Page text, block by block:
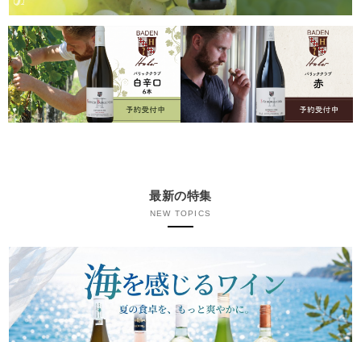
最新の特集
NEW TOPICS